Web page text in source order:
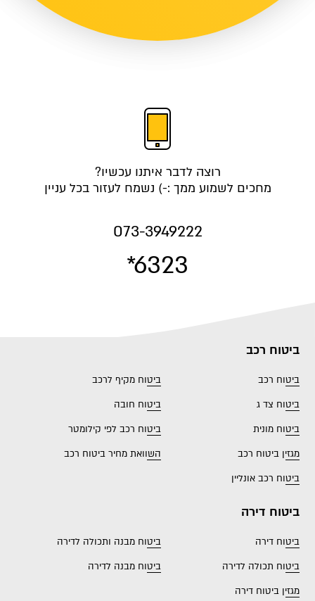
רוצה לדבר איתנו עכשיו?
מחכים לשמוע ממך :-) נשמח לעזור בכל עניין
073-3949222
*6323
ביטוח רכב
ביטוח רכב
ביטוח מקיף לרכב
ביטוח צד ג
ביטוח חובה
ביטוח מונית
ביטוח רכב לפי קילומטר
מגזין ביטוח רכב
השוואת מחיר ביטוח רכב
ביטוח רכב אונליין
ביטוח דירה
ביטוח דירה
ביטוח מבנה ותכולה לדירה
ביטוח תכולה לדירה
ביטוח מבנה לדירה
מגזין ביטוח דירה